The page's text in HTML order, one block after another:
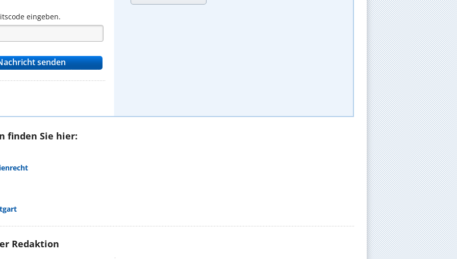
eingeben.
finden Sie hier:
Redaktion